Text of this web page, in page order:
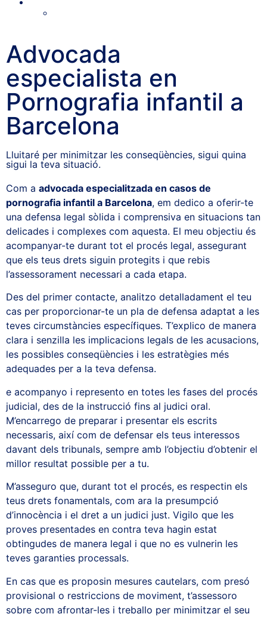
Advocada
especialista en
Pornografia infantil a
Barcelona
Lluitaré per minimitzar les conseqüències, sigui quina
sigui la teva situació.
Com a advocada especialitzada en casos de
pornografia infantil a Barcelona, ​​em dedico a oferir-te
una defensa legal sòlida i comprensiva en situacions tan
delicades i complexes com aquesta. El meu objectiu és
acompanyar-te durant tot el procés legal, assegurant
que els teus drets siguin protegits i que rebis
l’assessorament necessari a cada etapa.
Des del primer contacte, analitzo detalladament el teu
cas per proporcionar-te un pla de defensa adaptat a les
teves circumstàncies específiques. T’explico de manera
clara i senzilla les implicacions legals de les acusacions,
les possibles conseqüències i les estratègies més
adequades per a la teva defensa.
e acompanyo i represento en totes les fases del procés
judicial, des de la instrucció fins al judici oral.
M’encarrego de preparar i presentar els escrits
necessaris, així com de defensar els teus interessos
davant dels tribunals, sempre amb l’objectiu d’obtenir el
millor resultat possible per a tu.
M’asseguro que, durant tot el procés, es respectin els
teus drets fonamentals, com ara la presumpció
d’innocència i el dret a un judici just. Vigilo que les
proves presentades en contra teva hagin estat
obtingudes de manera legal i que no es vulnerin les
teves garanties processals.
En cas que es proposin mesures cautelars, com presó
provisional o restriccions de moviment, t’assessoro
sobre com afrontar-les i treballo per minimitzar el seu